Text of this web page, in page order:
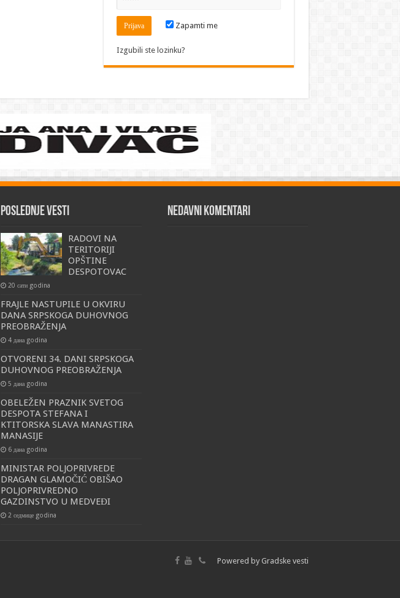
Zapamti me
Izgubili ste lozinku?
Poslednje vesti
RADOVI NA
TERITORIJI
OPŠTINE
DESPOTOVAC
20 сати godina
FRAJLE NASTUPILE U OKVIRU
DANA SRPSKOGA DUHOVNOG
PREOBRAŽENJA
4 дана godina
OTVORENI 34. DANI SRPSKOGA
DUHOVNOG PREOBRAŽENJA
5 дана godina
OBELEŽEN PRAZNIK SVETOG
DESPOTA STEFANA I
KTITORSKA SLAVA MANASTIRA
MANASIJE
6 дана godina
MINISTAR POLJOPRIVREDE
DRAGAN GLAMOČIĆ OBIŠAO
POLJOPRIVREDNO
GAZDINSTVO U MEDVEĐI
2 седмице godina
Nedavni komentari
Powered by Gradske vesti